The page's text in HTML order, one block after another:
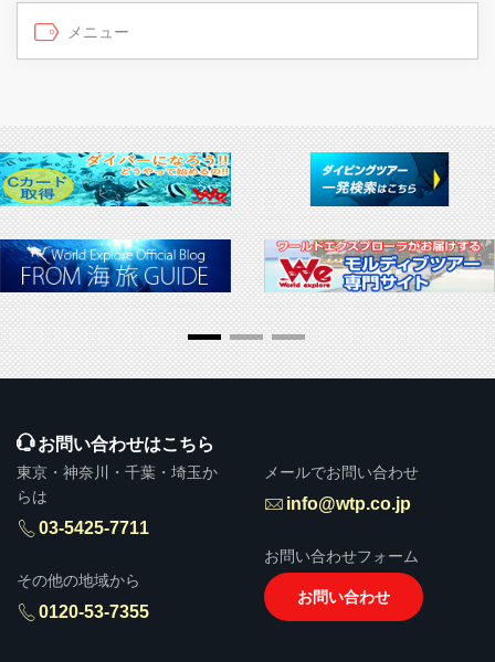
▶ 推奨販売・勧誘方針
お問い合わせはこちら
東京・神奈川・千葉・埼玉か
らは
03-5425-7711
その他の地域から
0120-53-7355
メールでお問い合わせ
info@wtp.co.jp
お問い合わせフォーム
お問い合わせ